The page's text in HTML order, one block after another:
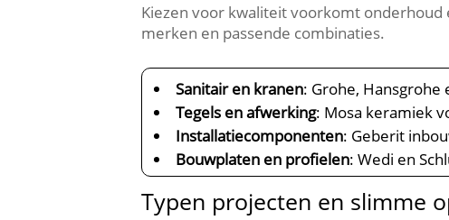
Kiezen voor kwaliteit voorkomt
merken en passende combinaties.​
Sanitair en kranen: Grohe,
Tegels en afwerking: Mosa keramiek
Installatiecomponenten: Geberit
Bouwplaten en profielen: Wedi en
Typen projecten en slimme